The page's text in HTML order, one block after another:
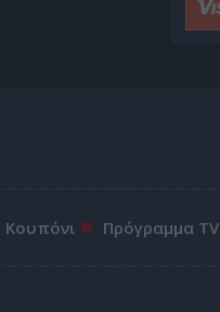
Κουπόνι Πρόγραμμα TV